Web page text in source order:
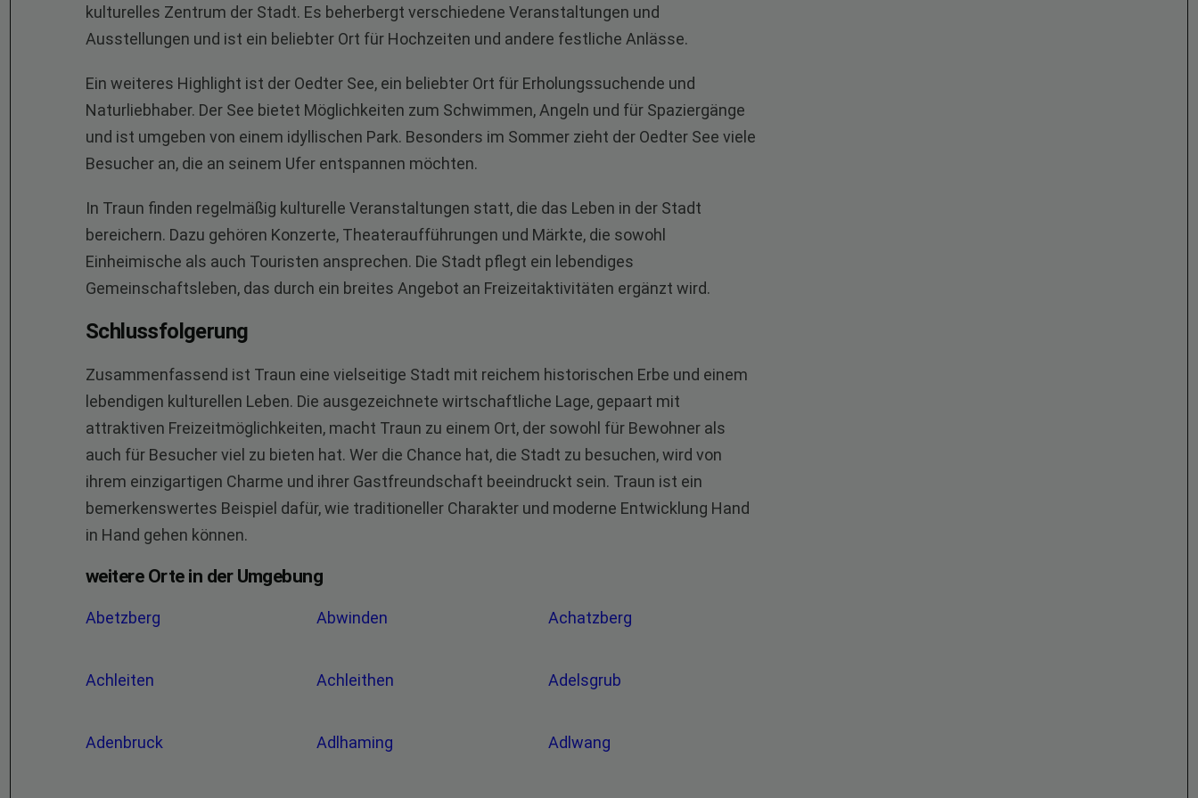
kulturelles Zentrum der Stadt. Es beherbergt verschiedene Veranstaltungen und
Ausstellungen und ist ein beliebter Ort für Hochzeiten und andere festliche Anlässe.
Ein weiteres Highlight ist der Oedter See, ein beliebter Ort für Erholungssuchende und
Naturliebhaber. Der See bietet Möglichkeiten zum Schwimmen, Angeln und für Spaziergänge
und ist umgeben von einem idyllischen Park. Besonders im Sommer zieht der Oedter See viele
Besucher an, die an seinem Ufer entspannen möchten.
In Traun finden regelmäßig kulturelle Veranstaltungen statt, die das Leben in der Stadt
bereichern. Dazu gehören Konzerte, Theateraufführungen und Märkte, die sowohl
Einheimische als auch Touristen ansprechen. Die Stadt pflegt ein lebendiges
Gemeinschaftsleben, das durch ein breites Angebot an Freizeitaktivitäten ergänzt wird.
Schlussfolgerung
Zusammenfassend ist Traun eine vielseitige Stadt mit reichem historischen Erbe und einem
lebendigen kulturellen Leben. Die ausgezeichnete wirtschaftliche Lage, gepaart mit
attraktiven Freizeitmöglichkeiten, macht Traun zu einem Ort, der sowohl für Bewohner als
auch für Besucher viel zu bieten hat. Wer die Chance hat, die Stadt zu besuchen, wird von
ihrem einzigartigen Charme und ihrer Gastfreundschaft beeindruckt sein. Traun ist ein
bemerkenswertes Beispiel dafür, wie traditioneller Charakter und moderne Entwicklung Hand
in Hand gehen können.
weitere Orte in der Umgebung
Abetzberg Abwinden Achatzberg
Achleiten Achleithen Adelsgrub
Adenbruck Adlhaming Adlwang